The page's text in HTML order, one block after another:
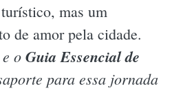
mas um
de amor pela cidade.
o Guia Essencial de
para essa jornada